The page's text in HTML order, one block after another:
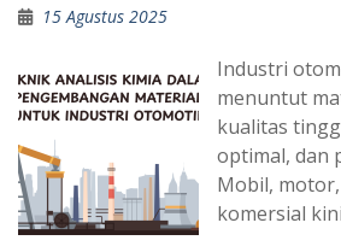
15 Agustus 2025
Industri
menuntut
kualitas
optimal, dan
Mobil,
komersial